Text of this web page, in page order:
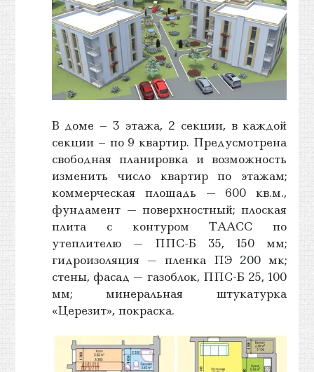
В доме – 3 этажа, 2 секции, в каждой
секции – по 9 квартир. Предусмотрена
свободная планировка и возможность
изменить число квартир по этажам;
коммерческая площадь — 600 кв.м.,
фундамент — поверхностный; плоская
плита с контуром ТААСС по
утеплителю — ППС-Б 35, 150 мм;
гидроизоляция — пленка ПЭ 200 мк;
стены, фасад — газоблок, ППС-Б 25, 100
мм; минеральная штукатурка
«Церезит», покраска.